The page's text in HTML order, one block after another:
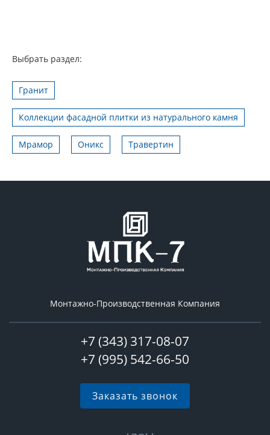
Выбрать раздел:
Гранит
Коллекции фасадной плитки из натурального камня
Мрамор Оникс Травертин
Монтажно-Производственная Компания
+7 (343) 317-08-07
+7 (995) 542-66-50
Заказать звонок